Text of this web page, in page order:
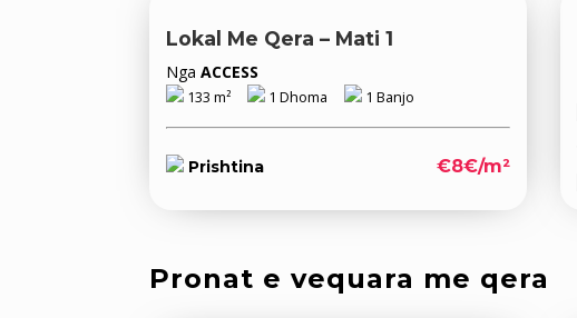
Lokal Me Qera – Mati 1
NgaACCESS
133 m² 1 Dhoma 1 Banjo
Prishtina €8€/m²
Pronat e vequara me qera